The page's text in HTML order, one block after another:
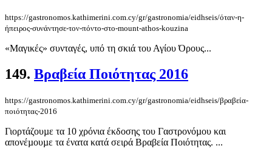
https://gastronomos.kathimerini.com.cy/gr/gastronomia/eidhseis/όταν-η-
ήπειρος-συνάντησε-τον-πόντο-στο-mount-athos-kouzina
«Μαγικές» συνταγές, υπό τη σκιά του Αγίου Όρους...
149. Βραβεία Ποιότητας 2016
https://gastronomos.kathimerini.com.cy/gr/gastronomia/eidhseis/βραβεία-
ποιότητας-2016
Γιορτάζουµε τα 10 χρόνια έκδοσης του Γαστρονόµου και
απονέµουµε τα ένατα κατά σειρά Βραβεία Ποιότητας. ...